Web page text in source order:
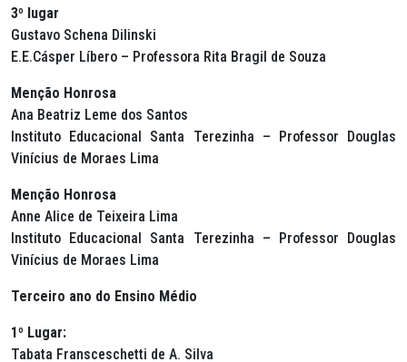
3º lugar
Gustavo Schena Dilinski
E.E.Cásper Líbero – Professora Rita Bragil de Souza
Menção Honrosa
Ana Beatriz Leme dos Santos
Instituto Educacional Santa Terezinha – Professor Douglas
Vinícius de Moraes Lima
Menção Honrosa
Anne Alice de Teixeira Lima
Instituto Educacional Santa Terezinha – Professor Douglas
Vinícius de Moraes Lima
Terceiro ano do Ensino Médio
1º Lugar:
Tabata Fransceschetti de A. Silva